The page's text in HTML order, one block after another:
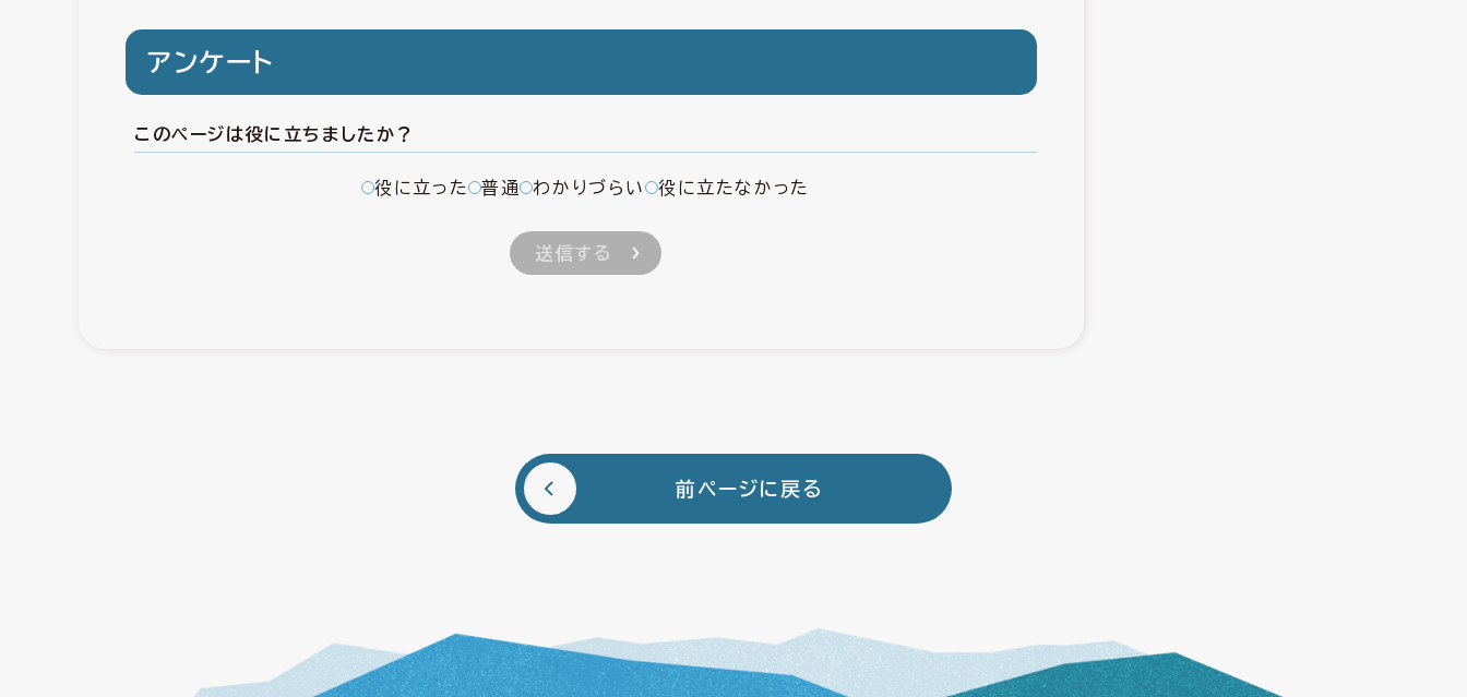
アンケート
このページは役に立ちましたか？
役に立った 普通 わかりづらい 役に立たなかった
前ページに戻る